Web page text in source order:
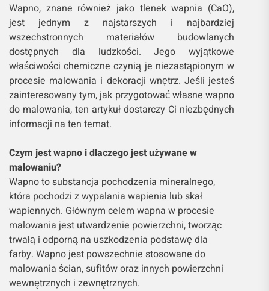
Wapno, znane również jako tlenek wapnia (CaO),
jest jednym z najstarszych i najbardziej
wszechstronnych materiałów budowlanych
dostępnych dla ludzkości. Jego wyjątkowe
właściwości chemiczne czynią je niezastąpionym w
procesie malowania i dekoracji wnętrz. Jeśli jesteś
zainteresowany tym, jak przygotować własne wapno
do malowania, ten artykuł dostarczy Ci niezbędnych
informacji na ten temat.
Czym jest wapno i dlaczego jest używane w
malowaniu?
Wapno to substancja pochodzenia mineralnego,
która pochodzi z wypalania wapienia lub skał
wapiennych. Głównym celem wapna w procesie
malowania jest utwardzenie powierzchni, tworząc
trwałą i odporną na uszkodzenia podstawę dla
farby. Wapno jest powszechnie stosowane do
malowania ścian, sufitów oraz innych powierzchni
wewnętrznych i zewnętrznych.